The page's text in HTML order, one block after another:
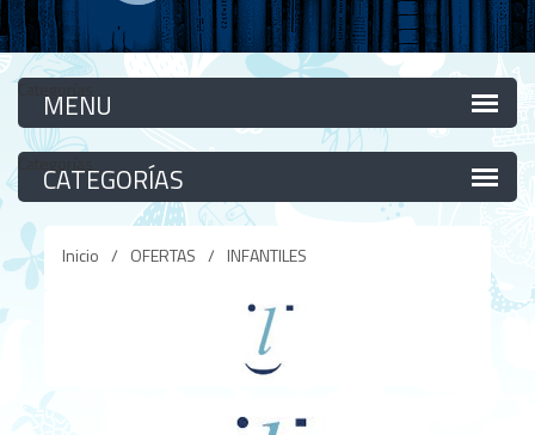
Categorías
Categorías
Inicio / OFERTAS / INFANTILES